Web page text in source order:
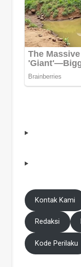
Kontak Kami
Redaksi
Kode Perilaku